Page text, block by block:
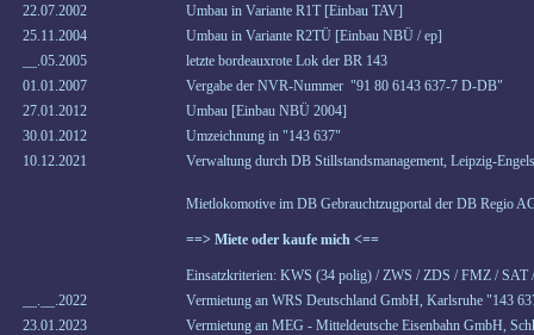
22.07.2002
Umbau in Variante R1T [Einbau TAV]
25.11.2004
Umbau in Variante R2TÜ [Einbau NBÜ / ep]
__.05.2005
letzte bordeauxrote Lok der BR 143
01.01.2007
Vergabe der NVR-Nummer "91 80 6143 637-7 D-DB"
27.01.2012
Umbau [Einbau NBÜ 2004]
30.01.2012
Umzeichnung in "143 637"
10.12.2021
Verwaltung durch DB Stillstandsmanagement, Leipzig-
Mietlokomotive im DB Gebrauchtzugportal der DB Regio
==> Miete oder kaufe mich <==
Einsatzkriterien: KWS (34 polig) / ZWS / ZDS / FMZ /
__.__.2022
Vermietung an WRS Deutschland GmbH, Karlsruhe "143
23.01.2023
Vermietung an MEG - Mitteldeutsche Eisenbahn GmbH,